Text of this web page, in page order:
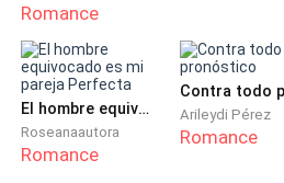
Romance
El hombre equivocado es mi pareja Perfecta
Roseanaautora
Romance
Arileydi Pérez
Romance